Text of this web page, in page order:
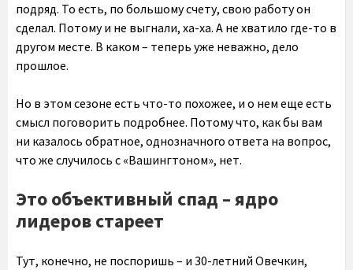
подряд. То есть, по большому счету, свою работу он
сделал. Потому и не выгнали, ха-ха. А не хватило где-то в
другом месте. В каком – теперь уже неважно, дело
прошлое.
Но в этом сезоне есть что-то похожее, и о нем еще есть
смысл поговорить подробнее. Потому что, как бы вам
ни казалось обратное, однозначного ответа на вопрос,
что же случилось с «Вашингтоном», нет.
Это объективный спад – ядро
лидеров стареет
Тут, конечно, не поспоришь – и 30-летний Овечкин,